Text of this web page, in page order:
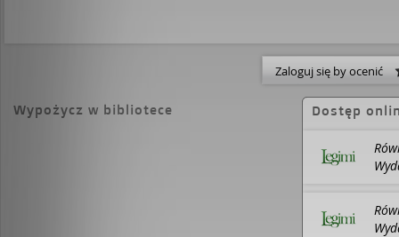
mrok i dotrzeć do niewygodnej prawdy, Justyna
AUDIOBOOK CZYTA FILIP
Zaloguj się by ocenić
Wypożycz w bibliotece Dostęp